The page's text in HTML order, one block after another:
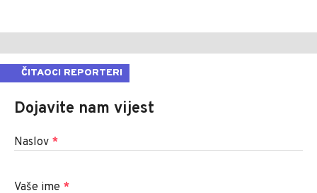
ČITAOCI REPORTERI
Dojavite nam vijest
Naslov *
Vaše ime *